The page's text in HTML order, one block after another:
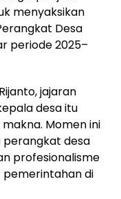
menyaksikan
Desa
periode 2025–
jajaran
desa itu
Momen ini
perangkat desa
profesionalisme
di